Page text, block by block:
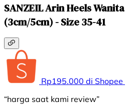
SANZEIL Arin Heels
(3cm/5cm) - Size 35-41
Rp195.000 di Shopee
“harga saat kami review”